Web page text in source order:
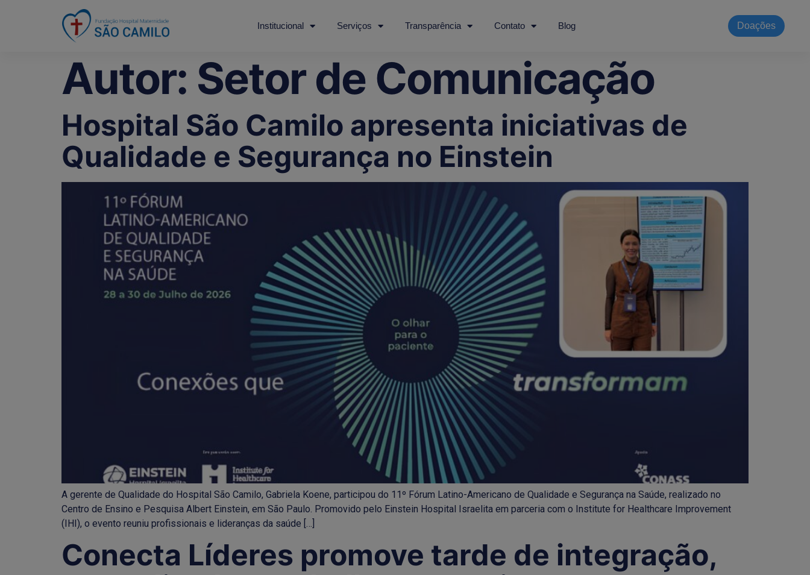
Institucional Serviços Transparência Contato Blog Doações
Autor: Setor de Comunicação
Hospital São Camilo apresenta iniciativas de
Qualidade e Segurança no Einstein
A gerente de Qualidade do Hospital São Camilo, Gabriela Koene, participou do 11º Fórum Latino-Americano de Qualidade e Segurança na Saúde, realizado no
Centro de Ensino e Pesquisa Albert Einstein, em São Paulo. Promovido pelo Einstein Hospital Israelita em parceria com o Institute for Healthcare Improvement
(IHI), o evento reuniu profissionais e lideranças da saúde […]
Conecta Líderes promove tarde de integração,